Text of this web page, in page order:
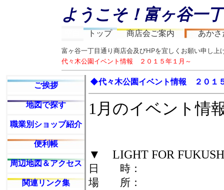
ようこそ！富ヶ谷一
トップ 商店会ご案内 あか
富ヶ谷一丁目通り商店会及びHPを宜しくお願い申し
代々木公園イベント情報 ２０１５年１月～
ご挨拶
地図で探す
職業別ショップ紹介
便利帳
周辺地図＆アクセス
関連リンク集
◆代々木公園イベント情報 ２０１
1月のイベント
▼ LIGHT FOR
日 時： 1月
場 所： イ